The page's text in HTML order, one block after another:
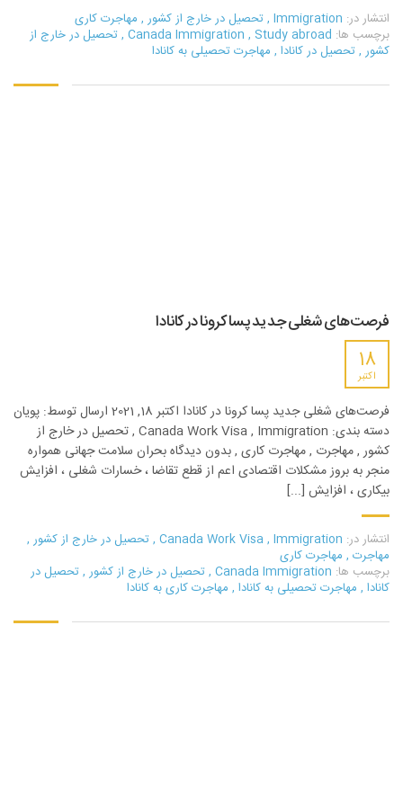
انتشار در: Immigration
, تحصیل در خارج از کشور , مهاجرت کاری
برچسب ها:
Canada Immigration , Study abroad
, تحصیل در خارج از
کشور , تحصیل در کانادا , مهاجرت تحصیلی به کانادا
فرصت‌های شغلی جدید پسا کرونا در کانادا
18
اکتبر
فرصت‌های شغلی جدید پسا کرونا در کانادا اکتبر 18, 2021 ارسال توسط: پویان
دسته بندی: Canada Work Visa , Immigration , تحصیل در خارج از
کشور , مهاجرت , مهاجرت کاری , بدون دیدگاه بحران سلامت جهانی همواره
منجر به بروز مشکلات اقتصادی اعم از قطع تقاضا ، خسارات شغلی ، افزایش
بیکاری ، افزایش [...]
انتشار در: Canada Work Visa, Immigration
, تحصیل در خارج از کشور ,
مهاجرت , مهاجرت کاری
برچسب ها: Canada Immigration
, تحصیل در خارج از کشور , تحصیل در
کانادا , مهاجرت تحصیلی به کانادا , مهاجرت کاری به کانادا